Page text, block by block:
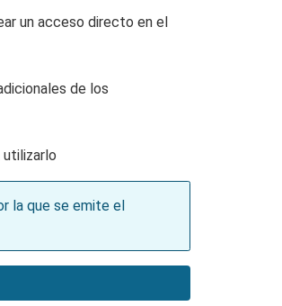
un acceso directo en el
de los
utilizarlo
la que se emite el